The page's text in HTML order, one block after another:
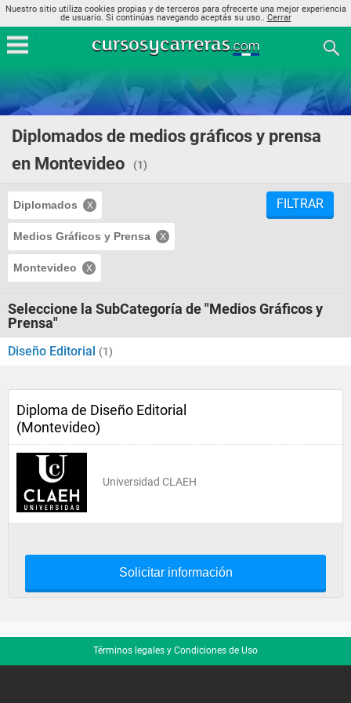
Nuestro sitio utiliza cookies propias y de terceros para ofrecerte una mejor experiencia
de usuario. Si continúas navegando aceptás su uso.. Cerrar
Diplomados de medios gráficos y prensa
en Montevideo
(1)
Diplomados
Medios Gráficos y Prensa
Montevideo
FILTRAR
Seleccione la SubCategoría de "Medios Gráficos y
Prensa"
Diseño Editorial (1)
Diploma de Diseño Editorial
(Montevideo)
Universidad CLAEH
Solicitar información
Términos legales y Condiciones de Uso